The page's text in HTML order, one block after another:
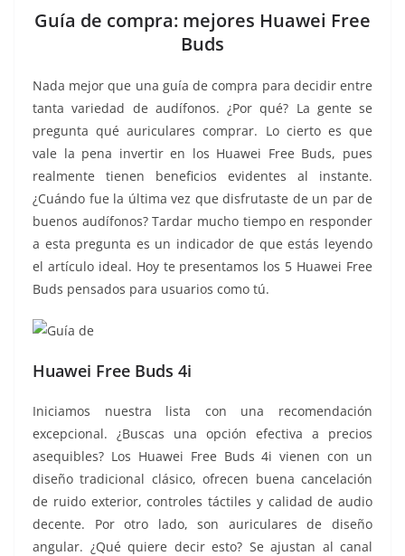
e
o
o
k
er l s
A
p
p
e
n
g
er
gr
m
p
tir
Guía de compra: mejores Huawei Free
Buds
Nada mejor que una guía de compra para decidir entre
tanta variedad de audífonos. ¿Por qué? La gente se
pregunta qué auriculares comprar. Lo cierto es que
vale la pena invertir en los Huawei Free Buds, pues
realmente tienen beneficios evidentes al instante.
¿Cuándo fue la última vez que disfrutaste de un par de
buenos audífonos? Tardar mucho tiempo en responder
a esta pregunta es un indicador de que estás leyendo
el artículo ideal. Hoy te presentamos los 5 Huawei Free
Buds pensados para usuarios como tú.
Huawei Free Buds 4i
Iniciamos nuestra lista con una recomendación
excepcional. ¿Buscas una opción efectiva a precios
asequibles? Los Huawei Free Buds 4i vienen con un
diseño tradicional clásico, ofrecen buena cancelación
de ruido exterior, controles táctiles y calidad de audio
decente. Por otro lado, son auriculares de diseño
angular. ¿Qué quiere decir esto? Se ajustan al canal